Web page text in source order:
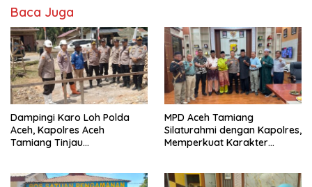
Baca Juga
Dampingi Karo Loh Polda
Aceh, Kapolres Aceh
Tamiang Tinjau
Bhayangkari Peduli
MPD Aceh Tamiang
Silaturahmi dengan Kapolres,
Memperkuat Karakter